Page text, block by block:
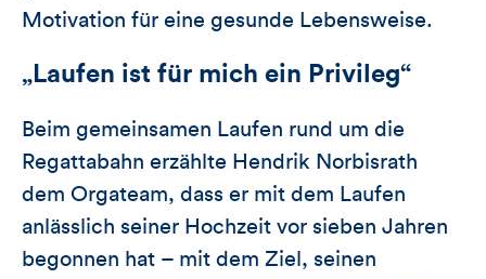
Motivation für eine gesunde Lebensweise.
„Laufen ist für mich ein Privileg“
Beim gemeinsamen Laufen rund um die
Regattabahn erzählte Hendrik Norbisrath
dem Orgateam, dass er mit dem Laufen
anlässlich seiner Hochzeit vor sieben Jahren
begonnen hat – mit dem Ziel, seinen